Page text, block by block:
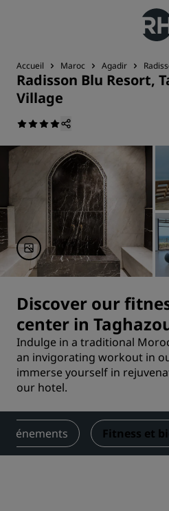
Accueil Maroc Agadir
Radisson Blu Resort,
Village
Discover our
center in
Indulge in a traditional
an invigorating workout in
immerse yourself in
our hotel.
événements Fitness et